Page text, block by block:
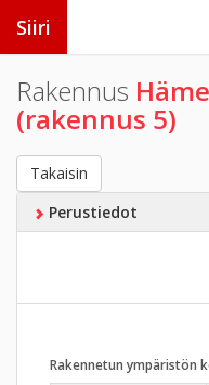
Siiri
Rakennus
(rakennus 5)
Takaisin
Perustiedot
Rakennetun ympäristön